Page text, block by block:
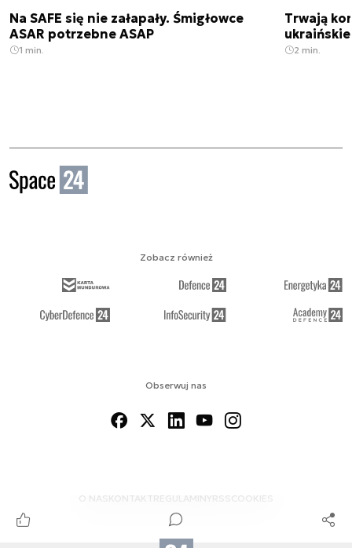
Na SAFE się nie załapały. Śmigłowce
ASAR potrzebne ASAP
1 min.
Trwają
2 min.
Obserwuj nas
O NAS KONTAKTREGULAMINYRSS COOKIES
Zobacz również